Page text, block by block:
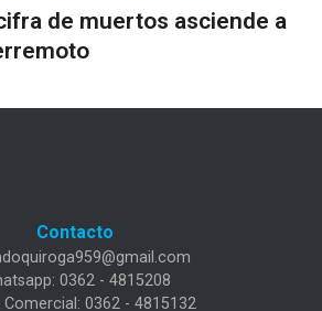
de muertos asciende a
Contacto
0362 - 4815208
Comercial: 0362 - 4815132